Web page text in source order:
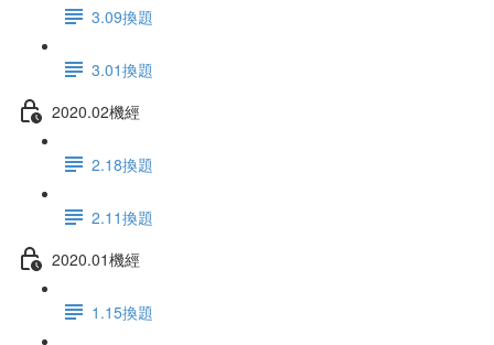
3.09換題
3.01換題
2020.02機經
2.18換題
2.11換題
2020.01機經
1.15換題